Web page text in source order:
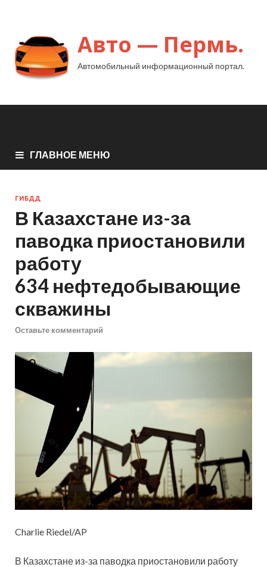
Авто — Пермь.
Автомобильный информационный портал.
ГЛАВНОЕ МЕНЮ
ГИБДД
В Казахстане из-за
паводка приостановили
работу
634 нефтедобывающие
скважины
Оставьте комментарий
Charlie Riedel/AP
В Казахстане из-за паводка приостановили работу